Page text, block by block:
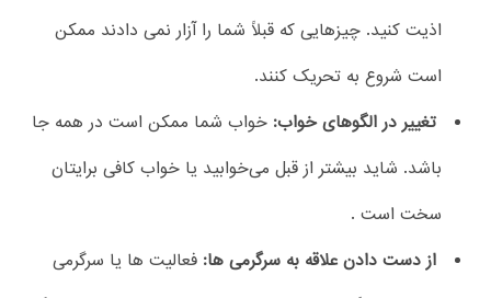
اذیت کنید. چیزهایی که قبلاً شما را آزار نمی دادند ممکن
است شروع به تحریک کنند.
تغییر در الگوهای خواب: خواب شما ممکن است در همه جا
باشد. شاید بیشتر از قبل می‌خوابید یا خواب کافی برایتان
سخت است .
از دست دادن علاقه به سرگرمی ها: فعالیت ها یا سرگرمی